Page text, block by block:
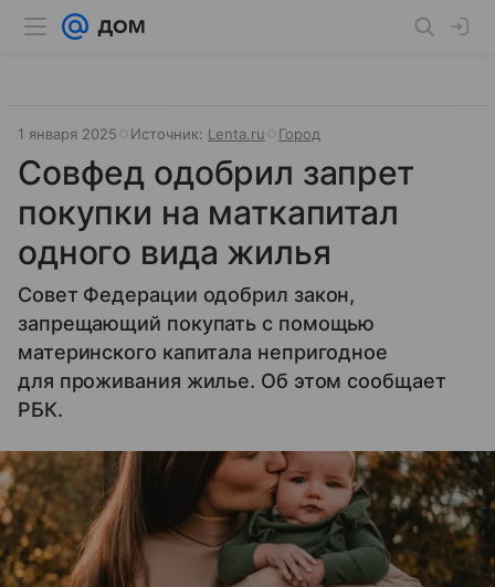
1 января 2025 Источник: Lenta.ru Город
Совфед одобрил запрет
покупки на маткапитал
одного вида жилья
Совет Федерации одобрил закон,
запрещающий покупать с помощью
материнского капитала непригодное
для проживания жилье. Об этом сообщает
РБК.